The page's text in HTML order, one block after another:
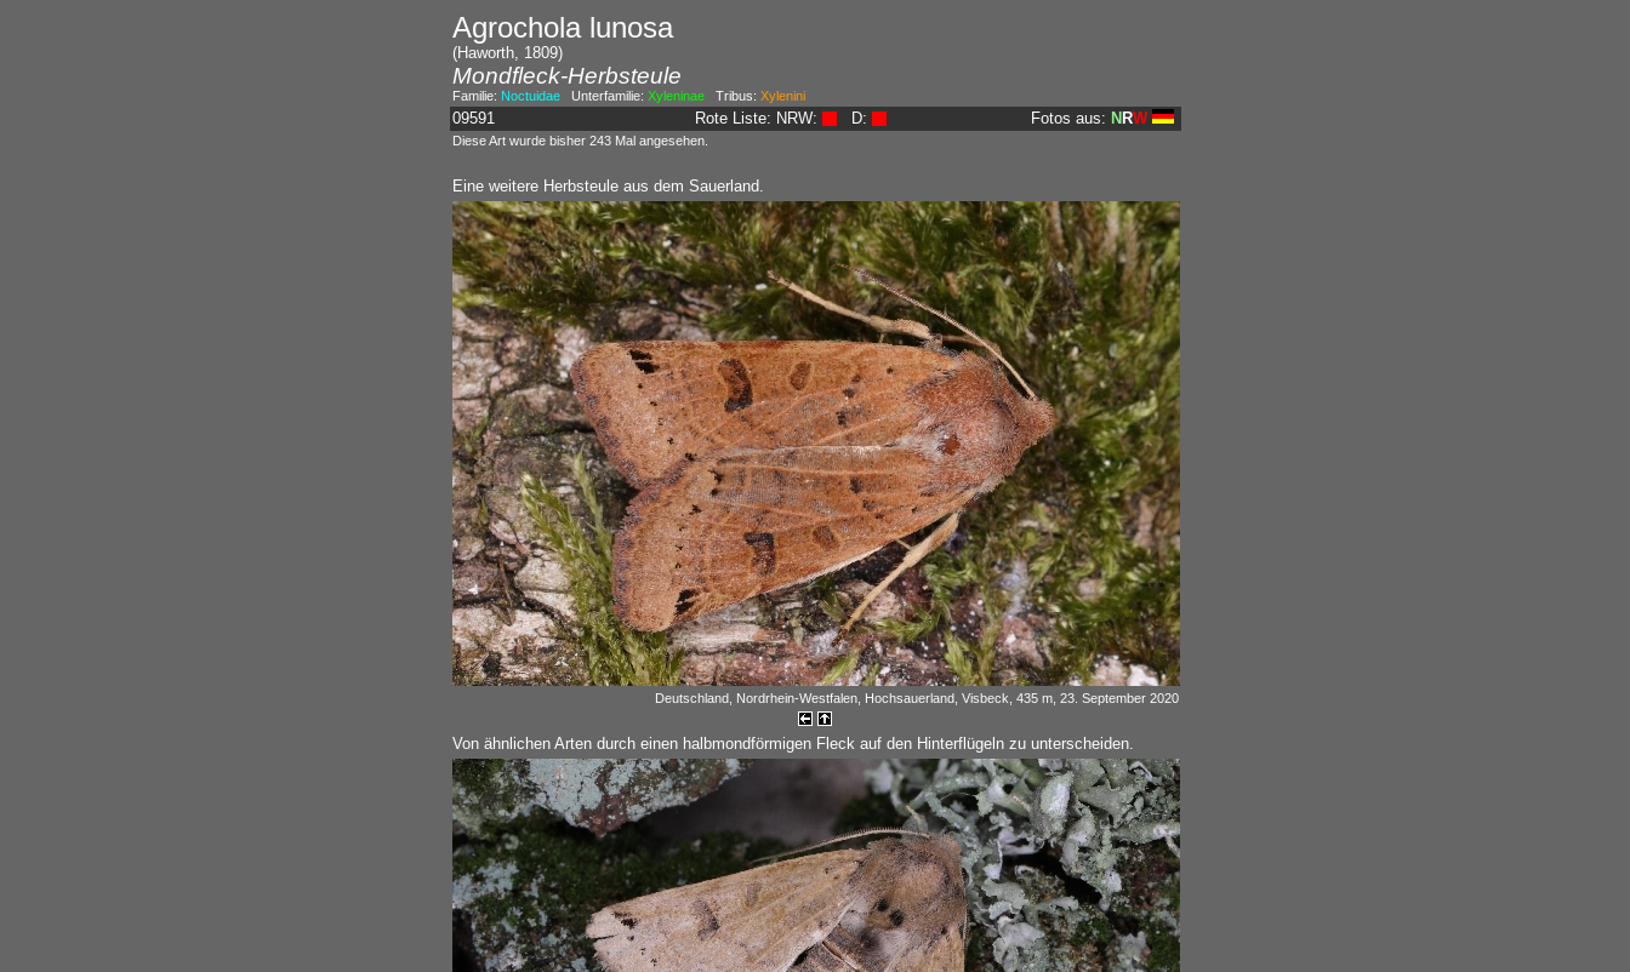
Agrochola lunosa
(Haworth, 1809)
Mondfleck-Herbsteule
Familie: NoctuidaeUnterfamilie: XyleninaeTribus: Xylenini
09591 Rote Liste: NRW: D: Fotos aus: N RW
Diese Art wurde bisher 243 Mal angesehen.
Eine weitere Herbsteule aus dem Sauerland.
Deutschland, Nordrhein-Westfalen, Hochsauerland, Visbeck, 435 m, 23. September 2020
Von ähnlichen Arten durch einen halbmondförmigen Fleck auf den Hinterflügeln zu unterscheiden.